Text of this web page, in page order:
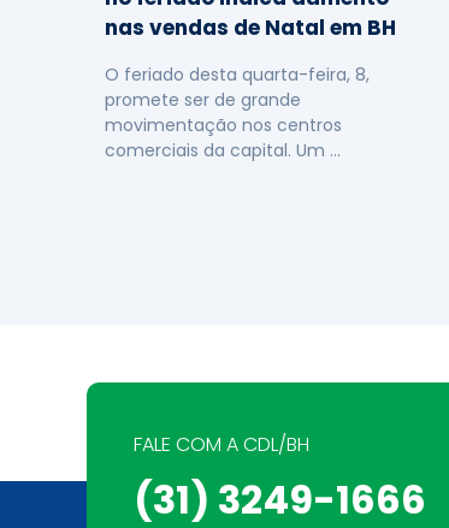
nas vendas de Natal em BH
O feriado desta quarta-feira, 8,
promete ser de grande
movimentação nos centros
comerciais da capital. Um …
FALE COM A CDL/BH
(31) 3249-1666